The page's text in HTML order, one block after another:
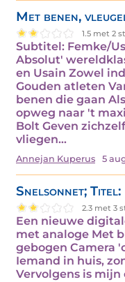
Met benen,
1.5 met 2
Subtitel: Femke/
Absolut'
en Usain Zowel
Gouden atleten
benen die gaan
opweg naar 't
Bolt Geven
vliegen…
Annejan Kuperus 5
Snelsonnet; Titel:
2.3 met 3
Een nieuwe
met analoge Met
gebogen Camera
Iemand in huis,
Vervolgens is